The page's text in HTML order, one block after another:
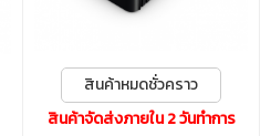
สินค้าหมดชั่วคราว
สินค้าจัดส่งภายใน 2 วันทำการ